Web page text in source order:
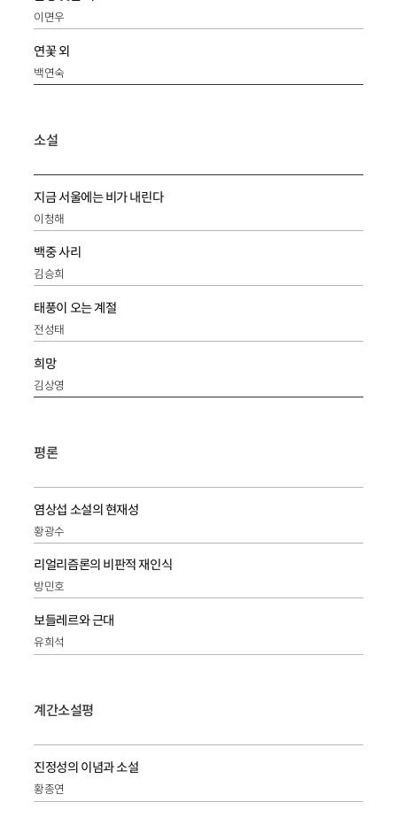
이면우
연꽃 외
백연숙
소설
지금 서울에는 비가 내린다
이청해
백중 사리
김승희
태풍이 오는 계절
전성태
희망
김상영
평론
염상섭 소설의 현재성
황광수
리얼리즘론의 비판적 재인식
방민호
보들레르와 근대
유희석
계간소설평
진정성의 이념과 소설
황종연